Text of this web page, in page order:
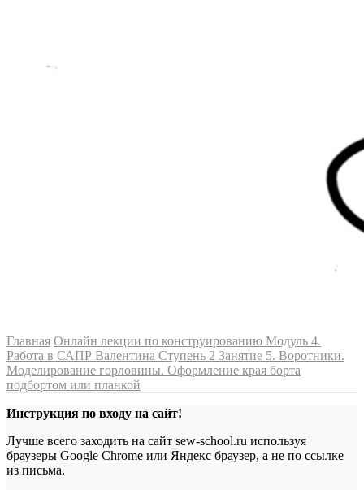
Главная Онлайн лекции по конструированию Модуль 4.
Работа в САПР Валентина Ступень 2 Занятие 5. Воротники.
Моделирование горловины. Оформление края борта
подбортом или планкой
Инструкция по входу на сайт!
Лучше всего заходить на сайт sew-school.ru используя
браузеры Google Chrome или Яндекс браузер, а не по ссылке
из письма.